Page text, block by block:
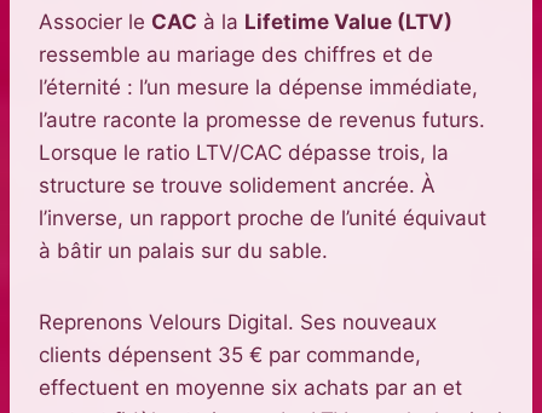
Associer le CAC à la Lifetime Value (LTV)
ressemble au mariage des chiffres et de
l’éternité : l’un mesure la dépense immédiate,
l’autre raconte la promesse de revenus futurs.
Lorsque le ratio LTV/CAC dépasse trois, la
structure se trouve solidement ancrée. À
l’inverse, un rapport proche de l’unité équivaut
à bâtir un palais sur du sable.
Reprenons Velours Digital. Ses nouveaux
clients dépensent 35 € par commande,
effectuent en moyenne six achats par an et